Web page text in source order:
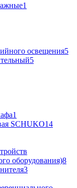
1
освещения5
5
1
SCHUKO14
оборудования)8
3